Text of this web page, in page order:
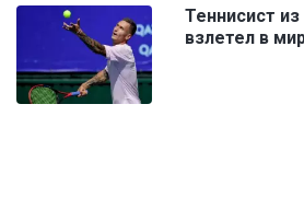
Теннисист
взлетел в